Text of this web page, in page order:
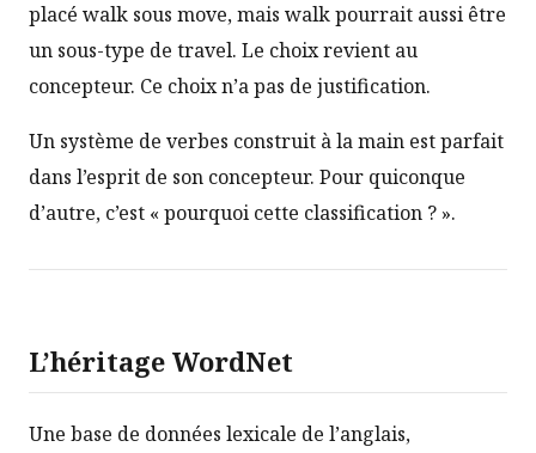
placé walk sous move, mais walk pourrait aussi être
un sous-type de travel. Le choix revient au
concepteur. Ce choix n’a pas de justification.
Un système de verbes construit à la main est parfait
dans l’esprit de son concepteur. Pour quiconque
d’autre, c’est « pourquoi cette classification ? ».
L’héritage WordNet
Une base de données lexicale de l’anglais,